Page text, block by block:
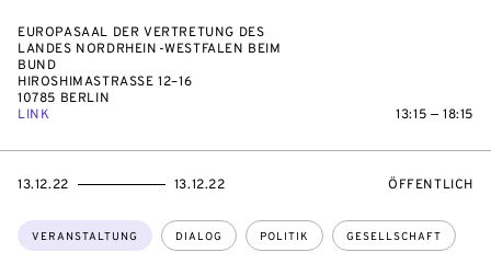
EUROPASAAL DER VERTRETUNG DES
LANDES NORDRHEIN-WESTFALEN BEIM
BUND
HIROSHIMASTRASSE 12–16
10785 BERLIN
LINK
13:15 — 18:15
Themen:
VERANSTALTUNG DIALOG POLITIK GESELLSCHAFT
EVENTBEGINSON
13.12.22
EVENTENDSON 13.12.22 ÖFFENTLICH